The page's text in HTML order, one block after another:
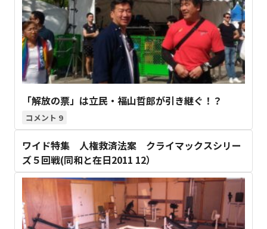
「解放の票」は立民・福山哲郎が引き継ぐ！？
9
ワイド特集 人権救済法案 クライマックスシリー
ズ５回戦(同和と在日2011 12）